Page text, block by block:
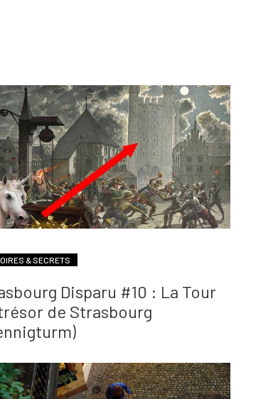
& SECRETS
Disparu #10 : La Tour
de Strasbourg